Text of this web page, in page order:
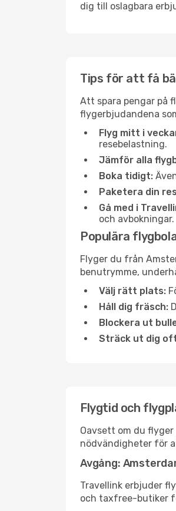
dig till oslagbara
Tips för att få
Att spara pengar på
flygerbjudandena
Flyg mitt i
resebelastning.
Jämför alla
Boka tidigt:
Paketera din
Gå med i
och avbokningar.
Populära
Flyger du från
benutrymme,
Välj rätt plats:
Håll dig fräsch:
Blockera ut
Sträck ut dig
Flygtid och
Oavsett om du
nödvändigheter för
Avgång:
Travellink erbjuder
och taxfree-butiker